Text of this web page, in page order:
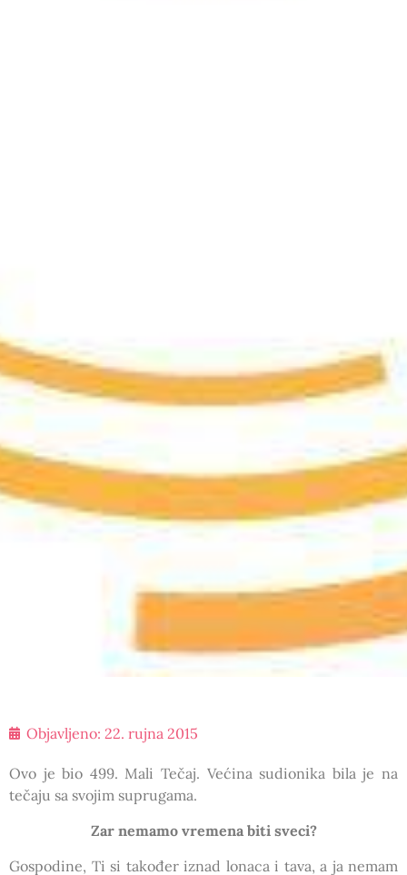
Objavljeno: 22. rujna 2015
Ovo je bio 499. Mali Tečaj. Većina sudionika bila je na
tečaju sa svojim suprugama.
Zar nemamo vremena biti sveci?
Gospodine, Ti si također iznad lonaca i tava, a ja nemam